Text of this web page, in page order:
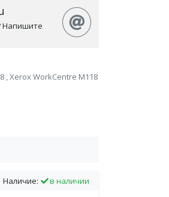
Напишите
, Xerox WorkCentre M118
Наличие:
в наличии